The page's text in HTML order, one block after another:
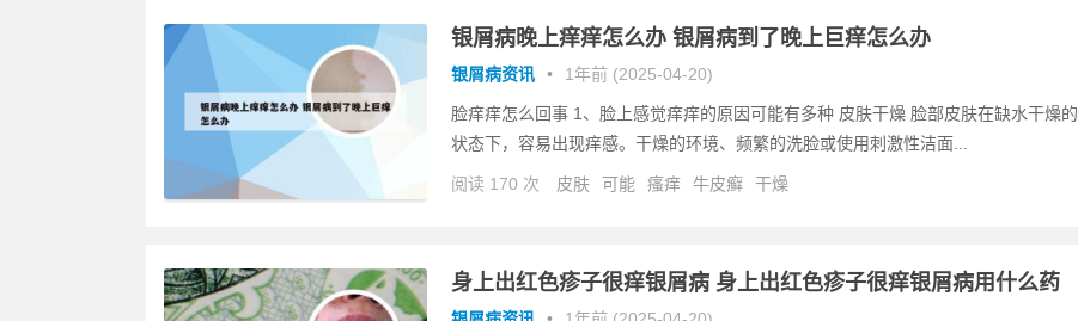
银屑病晚上痒痒怎么办 银屑病到了晚上巨痒怎么办
银屑病资讯 • 1年前 (2025-04-20)
脸痒痒怎么回事 1、脸上感觉痒痒的原因可能有多种 皮肤干燥 脸部皮肤在缺水干燥的
状态下，容易出现痒感。干燥的环境、频繁的洗脸或使用刺激性洁面...
阅读 170 次 皮肤 可能 瘙痒 牛皮癣 干燥
身上出红色疹子很痒银屑病 身上出红色疹子很痒银屑病用什么药